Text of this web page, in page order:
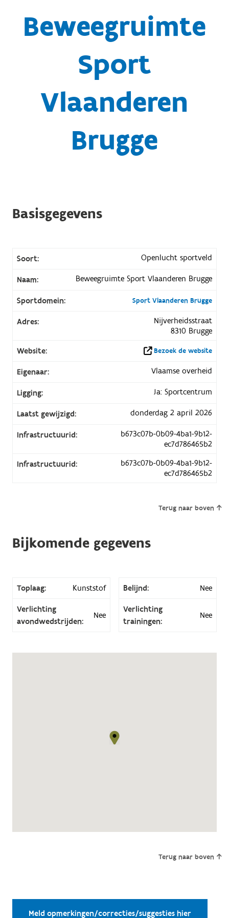
Beweegruimte
Sport
Vlaanderen
Brugge
Basisgegevens
Soort: Openlucht sportveld
Naam: Beweegruimte Sport Vlaanderen Brugge
Sportdomein: Sport Vlaanderen Brugge
Adres:
Nijverheidsstraat
8310 Brugge
Website:
Bezoek de website
Eigenaar: Vlaamse overheid
Ligging: Ja: Sportcentrum
Laatst gewijzigd: donderdag 2 april 2026
Infrastructuurid:
b673c07b-0b09-4ba1-9b12-
ec7d786465b2
Infrastructuurid:
b673c07b-0b09-4ba1-9b12-
ec7d786465b2
Terug naar boven
Bijkomende gegevens
Toplaag: Kunststof Belijnd: Nee
Verlichting
avondwedstrijden:
Nee
Verlichting
trainingen:
Nee
Terug naar boven
Meld opmerkingen/correcties/suggesties hier